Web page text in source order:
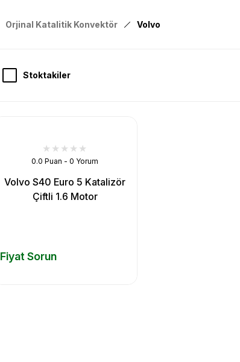
Orjinal Katalitik Konvektör Volvo
Stoktakiler
0.0 Puan - 0 Yorum
Volvo S40 Euro 5 Katalizör
Çiftli 1.6 Motor
Fiyat Sorun